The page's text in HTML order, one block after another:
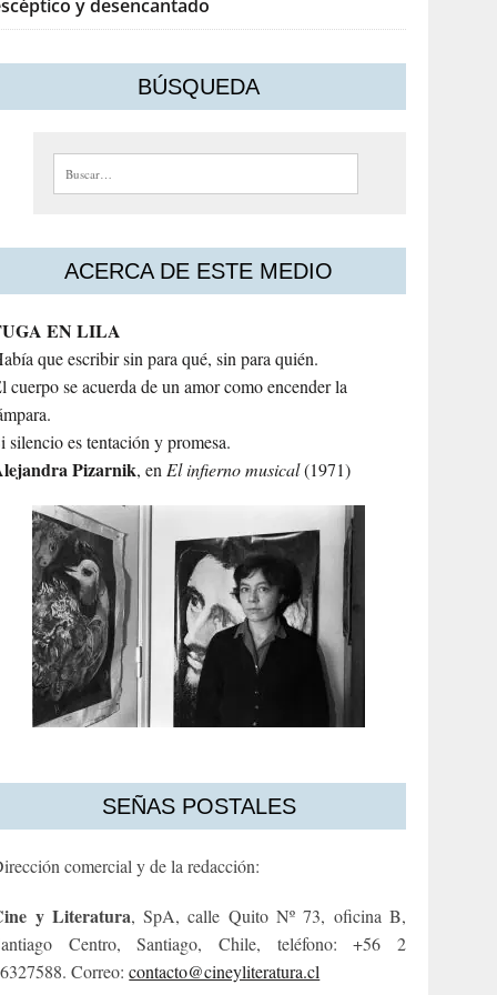
y desencantado
BÚSQUEDA
Buscar:
ACERCA DE ESTE MEDIO
EN LILA
que escribir sin para qué, sin para quién.
cuerpo se acuerda de un amor como encender la
silencio es tentación y promesa.
Pizarnik, enEl infierno musical(1971)
SEÑAS POSTALES
comercial y de la redacción:
y Literatura, SpA, calle Quito Nº 73, oficina B,
Centro, Santiago, Chile, teléfono: +56 2
Correo:contacto@cineyliteratura.cl